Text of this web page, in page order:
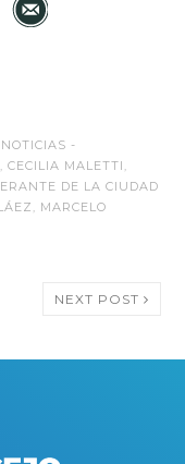
-
,CECILIA MALETTI ,
DE LA CIUDAD
, MARCELO
NEXT POST